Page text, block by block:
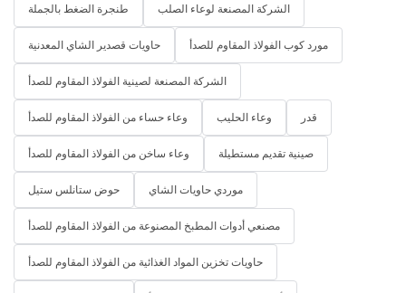
طنجرة الضغط بالجملة الشركة المصنعة لوعاء الصلب
حاويات قصدير الشاي المعدنية مورد كوب الفولاذ المقاوم للصدأ
الشركة المصنعة لصينية الفولاذ المقاوم للصدأ
وعاء حساء من الفولاذ المقاوم للصدأ وعاء الحليب قدر
وعاء ساخن من الفولاذ المقاوم للصدأ صينية تقديم مستطيلة
حوض ستانلس ستيل موردي حاويات الشاي
مصنعي أدوات المطبخ المصنوعة من الفولاذ المقاوم للصدأ
حاويات تخزين المواد الغذائية من الفولاذ المقاوم للصدأ